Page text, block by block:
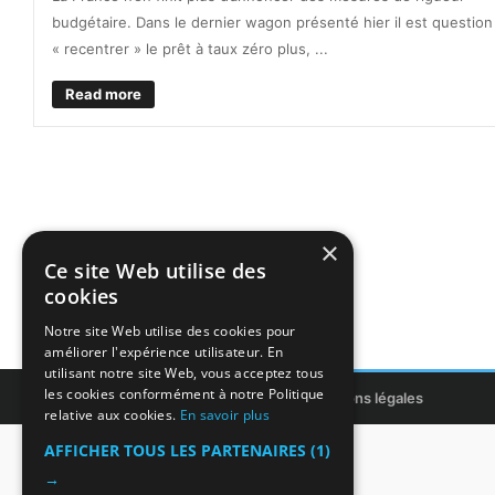
budgétaire. Dans le dernier wagon présenté hier il est
« recentrer » le prêt à taux zéro plus, ...
Read more
Copyright © 2011-2026 ITIntegrans Mentions légales
×
Ce site Web utilise des
cookies
Notre site Web utilise des cookies pour
améliorer l'expérience utilisateur. En
utilisant notre site Web, vous acceptez tous
les cookies conformément à notre Politique
relative aux cookies. En savoir plus
AFFICHER TOUS LES PARTENAIRES (1)
→